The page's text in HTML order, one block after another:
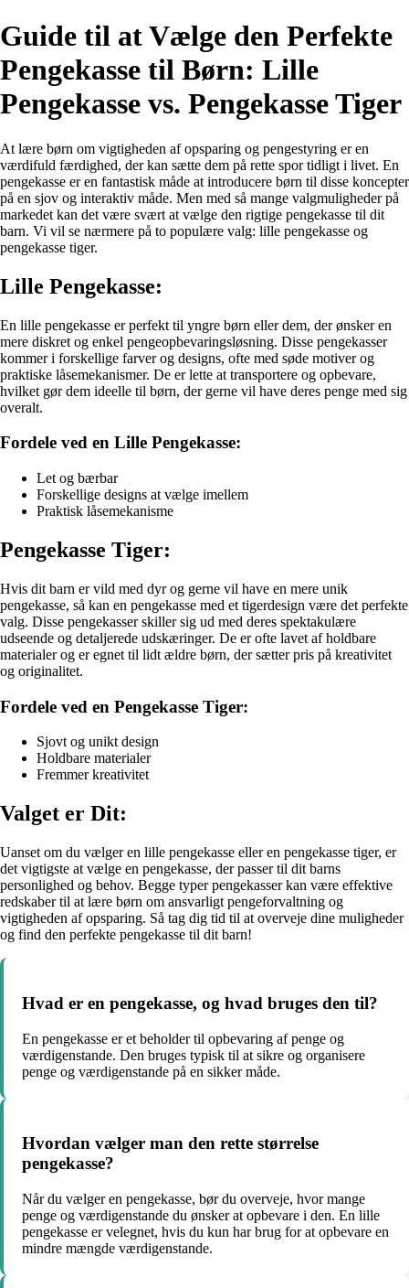
Guide til at Vælge den Perfekte
Pengekasse til Børn: Lille
Pengekasse vs. Pengekasse Tiger
At lære børn om vigtigheden af opsparing og pengestyring er en
værdifuld færdighed, der kan sætte dem på rette spor tidligt i livet. En
pengekasse er en fantastisk måde at introducere børn til disse koncepter
på en sjov og interaktiv måde. Men med så mange valgmuligheder på
markedet kan det være svært at vælge den rigtige pengekasse til dit
barn. Vi vil se nærmere på to populære valg: lille pengekasse og
pengekasse tiger.
Lille Pengekasse:
En lille pengekasse er perfekt til yngre børn eller dem, der ønsker en
mere diskret og enkel pengeopbevaringsløsning. Disse pengekasser
kommer i forskellige farver og designs, ofte med søde motiver og
praktiske låsemekanismer. De er lette at transportere og opbevare,
hvilket gør dem ideelle til børn, der gerne vil have deres penge med sig
overalt.
Fordele ved en Lille Pengekasse:
Let og bærbar
Forskellige designs at vælge imellem
Praktisk låsemekanisme
Pengekasse Tiger:
Hvis dit barn er vild med dyr og gerne vil have en mere unik
pengekasse, så kan en pengekasse med et tigerdesign være det perfekte
valg. Disse pengekasser skiller sig ud med deres spektakulære
udseende og detaljerede udskæringer. De er ofte lavet af holdbare
materialer og er egnet til lidt ældre børn, der sætter pris på kreativitet
og originalitet.
Fordele ved en Pengekasse Tiger:
Sjovt og unikt design
Holdbare materialer
Fremmer kreativitet
Valget er Dit:
Uanset om du vælger en lille pengekasse eller en pengekasse tiger, er
det vigtigste at vælge en pengekasse, der passer til dit barns
personlighed og behov. Begge typer pengekasser kan være effektive
redskaber til at lære børn om ansvarligt pengeforvaltning og
vigtigheden af opsparing. Så tag dig tid til at overveje dine muligheder
og find den perfekte pengekasse til dit barn!
Hvad er en pengekasse, og hvad bruges den til?
En pengekasse er et beholder til opbevaring af penge og
værdigenstande. Den bruges typisk til at sikre og organisere
penge og værdigenstande på en sikker måde.
Hvordan vælger man den rette størrelse
pengekasse?
Når du vælger en pengekasse, bør du overveje, hvor mange
penge og værdigenstande du ønsker at opbevare i den. En lille
pengekasse er velegnet, hvis du kun har brug for at opbevare en
mindre mængde værdigenstande.